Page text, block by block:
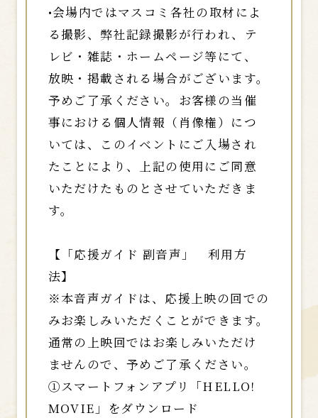
•会場内ではマスコミ各社の取材によ
る撮影、弊社記録撮影が行われ、テ
レビ・雑誌・ホームページ等にて、
放映・掲載される場合がございます。
予めご了承ください。お客様の当催
事における個人情報（肖像権）につ
いては、このイベントにご入場され
たことにより、上記の使用にご同意
いただけたものとさせていただきま
す。
【「応援ガイド 副音声」 利用方
法】
※本音声ガイドは、応援上映の回での
みお楽しみいただくことができます。
通常の上映回ではお楽しみいただけ
ませんので、予めご了承ください。
①スマートフォンアプリ「HELLO!
MOVIE」をダウンロード